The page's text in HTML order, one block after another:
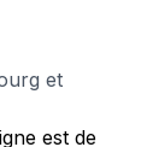
et
est de